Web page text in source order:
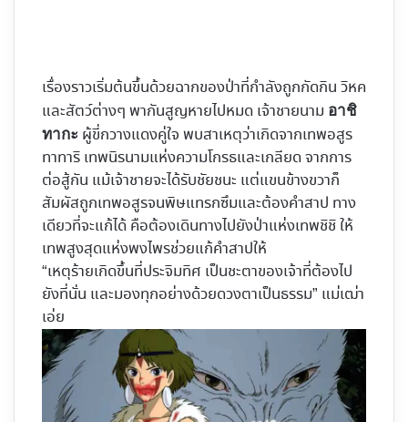
เรื่องราวเริ่มต้นขึ้นด้วยฉากของป่าที่กำลังถูกกัดกิน วิหค
และสัตว์ต่างๆ พากันสูญหายไปหมด เจ้าชายนาม อาชิ
ทากะ ผู้ขี่กวางแดงคู่ใจ พบสาเหตุว่าเกิดจากเทพอสูร
ทาทาริ เทพนิรนามแห่งความโกรธและเกลียด จากการ
ต่อสู้กัน แม้เจ้าชายจะได้รับชัยชนะ แต่แขนข้างขวาก็
สัมผัสถูกเทพอสูรจนพิษแทรกซึมและต้องคำสาป ทาง
เดียวที่จะแก้ได้ คือต้องเดินทางไปยังป่าแห่งเทพชิชิ ให้
เทพสูงสุดแห่งพงไพรช่วยแก้คำสาปให้
“เหตุร้ายเกิดขึ้นที่ประจิมทิศ เป็นชะตาของเจ้าที่ต้องไป
ยังที่นั่น และมองทุกอย่างด้วยดวงตาเป็นธรรม” แม่เฒ่า
เอ่ย